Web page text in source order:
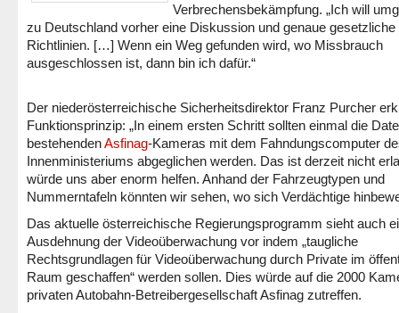
Verbrechensbekämpfung. „Ich will
zu Deutschland vorher eine Diskussion und genaue gesetzliche
Richtlinien. […] Wenn ein Weg gefunden wird, wo Missbrauch
ausgeschlossen ist, dann bin ich dafür.“
Der niederösterreichische Sicherheitsdirektor Franz Purcher
Funktionsprinzip: „In einem ersten Schritt sollten einmal die
bestehendenAsfinag-Kameras mit dem Fahndungscomputer
Innenministeriums abgeglichen werden. Das ist derzeit nicht
würde uns aber enorm helfen. Anhand der Fahrzeugtypen und
Nummerntafeln könnten wir sehen, wo sich Verdächtige
Das aktuelle österreichische Regierungsprogramm sieht auch
Ausdehnung der Videoüberwachung vor indem „taugliche
Rechtsgrundlagen für Videoüberwachung durch Private im
Raum geschaffen“ werden sollen. Dies würde auf die 2000
privaten Autobahn-Betreibergesellschaft Asfinag zutreffen.